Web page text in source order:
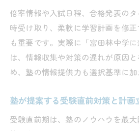
倍率情報や入試日程、合格発表の
時受け取り、柔軟に学習計画を修
も重要です。実際に「富田林中学
は、情報収集や対策の遅れが原因
め、塾の情報提供力も選択基準に加
塾が提案する受験直前対策と計画
受験直前期は、塾のノウハウを最